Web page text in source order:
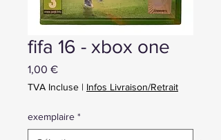
fifa 16 - xbox one
1,00 €Prix
TVA Incluse | Infos Livraison/Retrait
exemplaire *